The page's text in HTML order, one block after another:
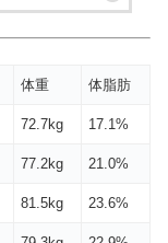
体重 体脂肪
72.7kg 17.1%
77.2kg 21.0%
81.5kg 23.6%